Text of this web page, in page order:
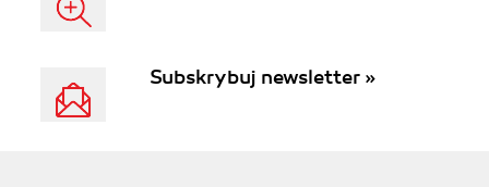
Subskrybuj newsletter »